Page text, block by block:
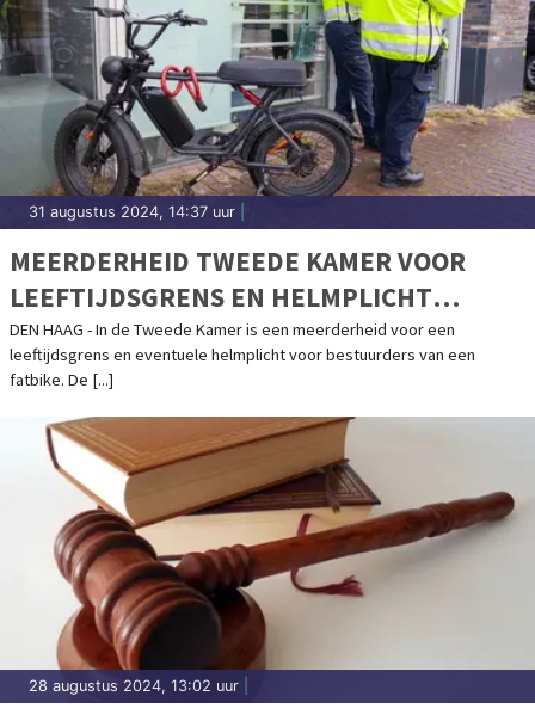
31 augustus 2024, 14:37 uur
MEERDERHEID TWEEDE KAMER VOOR
LEEFTIJDSGRENS EN HELMPLICHT
FATBIKES
DEN HAAG - In de Tweede Kamer is een meerderheid voor een
leeftijdsgrens en eventuele helmplicht voor bestuurders van een
fatbike. De [...]
28 augustus 2024, 13:02 uur